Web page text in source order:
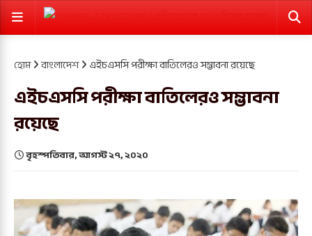
হোম বাংলাদেশ এইচএসসি পরীক্ষা বাতিলেরও সম্ভাবনা রয়েছে
এইচএসসি পরীক্ষা বাতিলেরও সম্ভাবনা
রয়েছে
বৃহস্পতিবার, আগস্ট ২৭, ২০২০